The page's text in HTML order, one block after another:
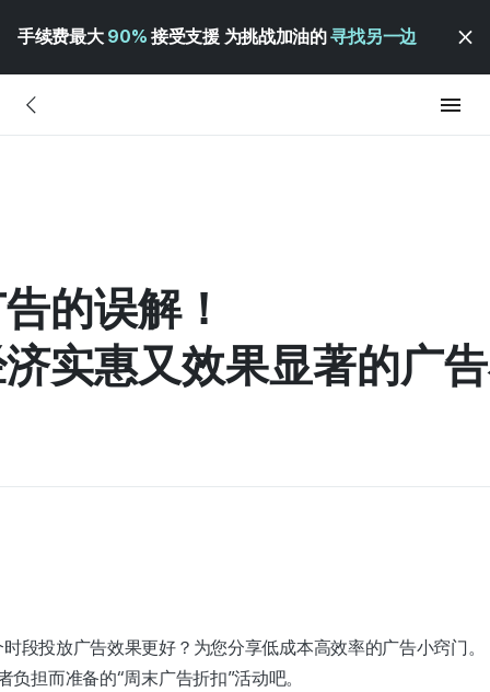
手续费最大 90% 接受支援 为挑战加油的寻找另一边
的误解！
实惠又效果显著的广
段投放广告效果更好？为您分享低成本高效率的广告小窍门。
负担而准备的“周末广告折扣”活动吧。